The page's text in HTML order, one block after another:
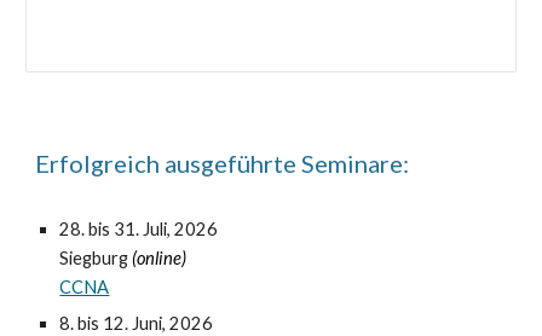
Erfolgreich ausgeführte Seminare:
28.bis 31. Juli, 2026
Siegburg(online)
CCNA
8.bis 12. Juni, 2026